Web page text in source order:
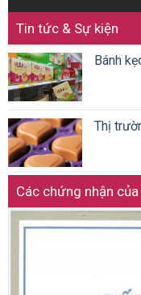
Tin tức & Sự kiện
Bánh
Thị
Các chứng nhận